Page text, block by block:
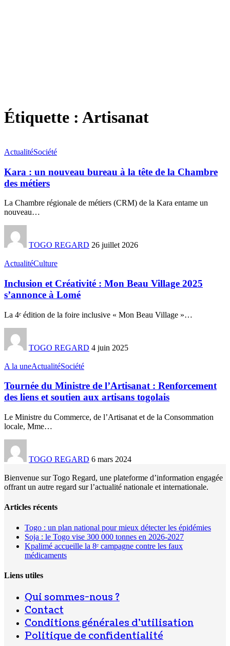
Étiquette : Artisanat
ActualitéSociété
Kara : un nouveau bureau à la tête de la Chambre
des métiers
La Chambre régionale de métiers (CRM) de la Kara entame un
nouveau…
TOGO REGARD 26 juillet 2026
ActualitéCulture
Inclusion et Créativité : Mon Beau Village 2025
s’annonce à Lomé
La 4ᵉ édition de la foire inclusive « Mon Beau Village »…
TOGO REGARD 4 juin 2025
A la uneActualitéSociété
Tournée du Ministre de l’Artisanat : Renforcement
des liens et soutien aux artisans togolais
Le Ministre du Commerce, de l’Artisanat et de la Consommation
locale, Mme…
TOGO REGARD 6 mars 2024
Bienvenue sur Togo Regard, une plateforme d’information engagée
offrant un autre regard sur l’actualité nationale et internationale.
Articles récents
Togo : un plan national pour mieux détecter les épidémies
Soja : le Togo vise 300 000 tonnes en 2026-2027
Kpalimé accueille la 8ᵉ campagne contre les faux
médicaments
Liens utiles
Qui sommes-nous ?
Contact
Conditions générales d’utilisation
Politique de confidentialité